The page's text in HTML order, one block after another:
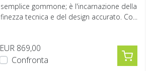
semplice gommone; è l'incarnazione della
finezza tecnica e del design accurato. Co...
EUR 869,00
Confronta